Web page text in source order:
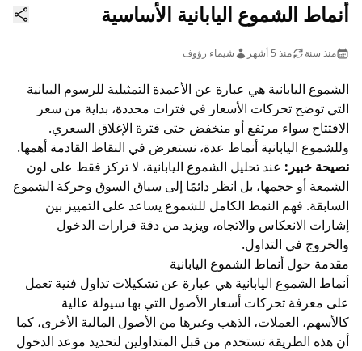
أنماط الشموع اليابانية الأساسية
منذ سنة منذ 5 أشهر شيماء رؤوف
الشموع اليابانية هي عبارة عن الأعمدة التمثيلية للرسوم البيانية
التي توضح تحركات الأسعار في فترات محددة، بداية من سعر
الافتتاح سواء مرتفع أو منخفض حتى فترة الإغلاق السعري.
وللشموع اليابانية أنماط عدة، نستعرض في النقاط القادمة أهمها.
نصيحة خبير: عند تحليل الشموع اليابانية، لا تركز فقط على لون
الشمعة أو حجمها، بل انظر دائمًا إلى سياق السوق وحركة الشموع
السابقة. فهم النمط الكامل للشموع يساعد على التمييز بين
إشارات الانعكاس والاتجاه، ويزيد من دقة قرارات الدخول
والخروج في التداول.
مقدمة حول أنماط الشموع اليابانية
أنماط الشموع اليابانية هي عبارة عن تشكيلات تداول فنية تعمل
على معرفة تحركات أسعار الأصول التي بها سيولة عالية
كالأسهم، العملات، الذهب وغيرها من الأصول المالية الأخرى، كما
أن هذه الطريقة تستخدم من قبل المتداولين لتحديد موعد الدخول